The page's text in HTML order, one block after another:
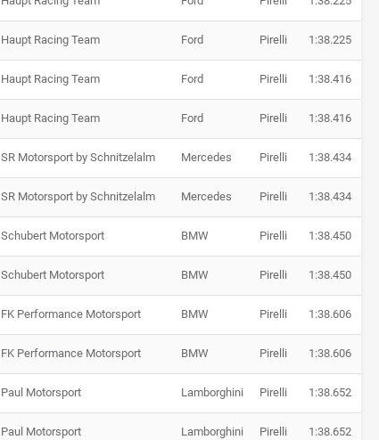
Haupt Racing Team Ford Pirelli 1:38.225
Haupt Racing Team Ford Pirelli 1:38.416
Haupt Racing Team Ford Pirelli 1:38.416
SR Motorsport by Schnitzelalm Mercedes Pirelli 1:38.434
SR Motorsport by Schnitzelalm Mercedes Pirelli 1:38.434
Schubert Motorsport BMW Pirelli 1:38.450
Schubert Motorsport BMW Pirelli 1:38.450
FK Performance Motorsport BMW Pirelli 1:38.606
FK Performance Motorsport BMW Pirelli 1:38.606
Paul Motorsport Lamborghini Pirelli 1:38.652
Paul Motorsport Lamborghini Pirelli 1:38.652